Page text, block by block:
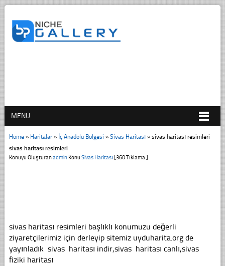
MENU
Home» Haritalar» İç Anadolu Bölgesi » Sivas Haritası» sivas haritası resimleri
sivas haritası resimleri
Konuyu OluşturanadminKonu Sivas Haritası [360 Tıklama ]
sivas haritası resimleri başlıklı konumuzu değerli
ziyaretçilerimiz için derleyip sitemiz uyduharita.org de
yayınladık sivas haritası indir,sivas haritası canlı,sivas
fiziki haritası